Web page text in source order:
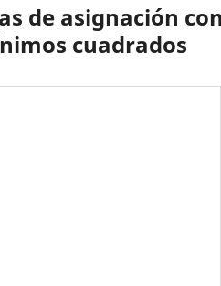
de asignación
cuadrados